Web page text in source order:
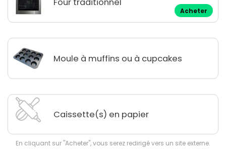
Acheter
Moule à muffins ou à cupcakes
Caissette(s) en papier
En cliquant sur "Acheter", vous serez redirigé vers un site externe.